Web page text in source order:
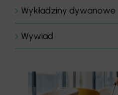
Wykładziny dywanowe
Wywiad